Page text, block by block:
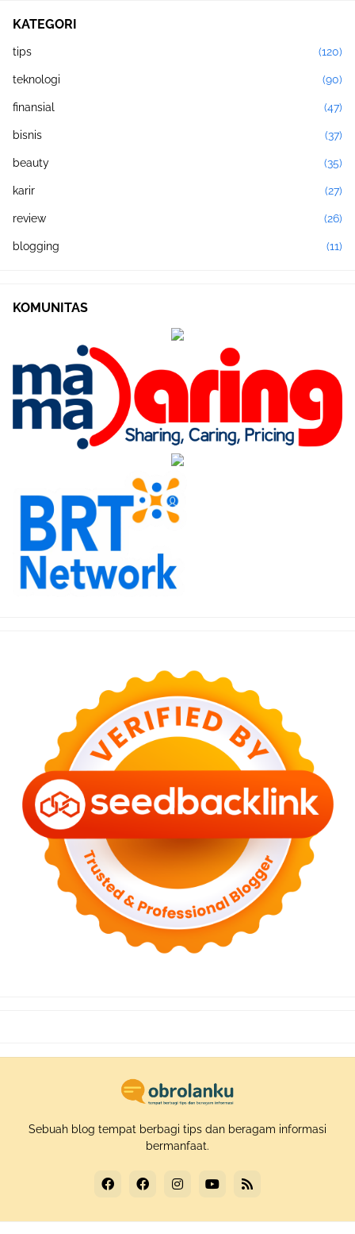
KATEGORI
tips (120)
teknologi (90)
finansial (47)
bisnis (37)
beauty (35)
karir (27)
review (26)
blogging (11)
KOMUNITAS
Sebuah blog tempat berbagi tips dan beragam informasi
bermanfaat.